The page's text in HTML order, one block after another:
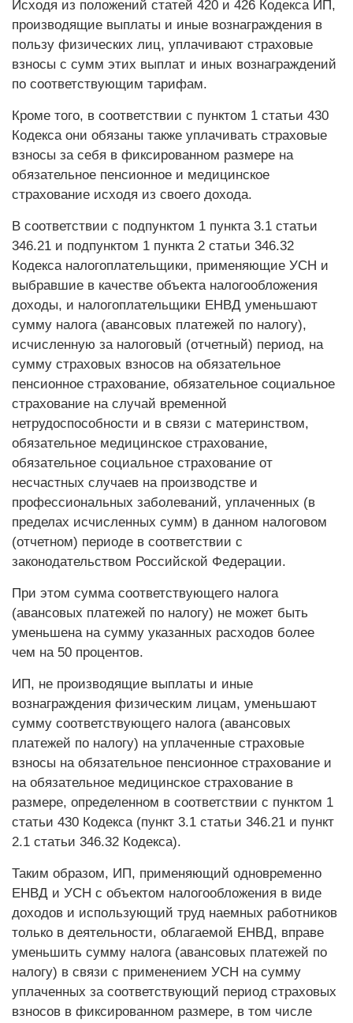
Исходя из положений статей 420 и 426 Кодекса ИП,
производящие выплаты и иные вознаграждения в
пользу физических лиц, уплачивают страховые
взносы с сумм этих выплат и иных вознаграждений
по соответствующим тарифам.
Кроме того, в соответствии с пунктом 1 статьи 430
Кодекса они обязаны также уплачивать страховые
взносы за себя в фиксированном размере на
обязательное пенсионное и медицинское
страхование исходя из своего дохода.
В соответствии с подпунктом 1 пункта 3.1 статьи
346.21 и подпунктом 1 пункта 2 статьи 346.32
Кодекса налогоплательщики, применяющие УСН и
выбравшие в качестве объекта налогообложения
доходы, и налогоплательщики ЕНВД уменьшают
сумму налога (авансовых платежей по налогу),
исчисленную за налоговый (отчетный) период, на
сумму страховых взносов на обязательное
пенсионное страхование, обязательное социальное
страхование на случай временной
нетрудоспособности и в связи с материнством,
обязательное медицинское страхование,
обязательное социальное страхование от
несчастных случаев на производстве и
профессиональных заболеваний, уплаченных (в
пределах исчисленных сумм) в данном налоговом
(отчетном) периоде в соответствии с
законодательством Российской Федерации.
При этом сумма соответствующего налога
(авансовых платежей по налогу) не может быть
уменьшена на сумму указанных расходов более
чем на 50 процентов.
ИП, не производящие выплаты и иные
вознаграждения физическим лицам, уменьшают
сумму соответствующего налога (авансовых
платежей по налогу) на уплаченные страховые
взносы на обязательное пенсионное страхование и
на обязательное медицинское страхование в
размере, определенном в соответствии с пунктом 1
статьи 430 Кодекса (пункт 3.1 статьи 346.21 и пункт
2.1 статьи 346.32 Кодекса).
Таким образом, ИП, применяющий одновременно
ЕНВД и УСН с объектом налогообложения в виде
доходов и использующий труд наемных работников
только в деятельности, облагаемой ЕНВД, вправе
уменьшить сумму налога (авансовых платежей по
налогу) в связи с применением УСН на сумму
уплаченных за соответствующий период страховых
взносов в фиксированном размере, в том числе